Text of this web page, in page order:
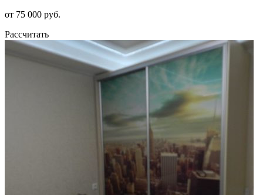
от 75 000 руб.
Рассчитать